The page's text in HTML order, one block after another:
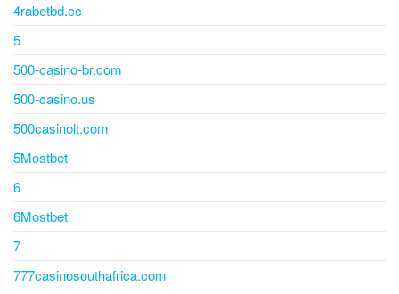
4rabetbd.cc
5
500-casino-br.com
500-casino.us
500casinolt.com
5Mostbet
6
6Mostbet
7
777casinosouthafrica.com